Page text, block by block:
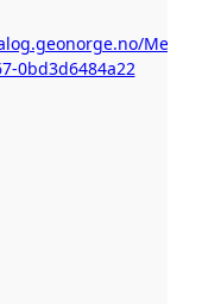
0bd3d6484a22